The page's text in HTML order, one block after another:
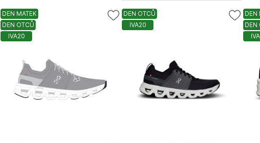
ON ON
DEN MATEK
DEN OTCŮ
IVA20
DEN OTCŮ
IVA20
DEN
DEN